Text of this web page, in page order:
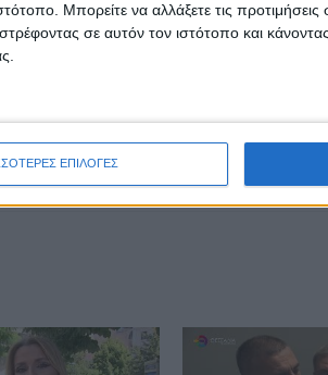
Μπορείτε να αλλάξετε τις
σε αυτόν τον ιστότοπο και
ΕΠΙΛΟΓΕΣ
Εφημερίδα της Καρδίτσας